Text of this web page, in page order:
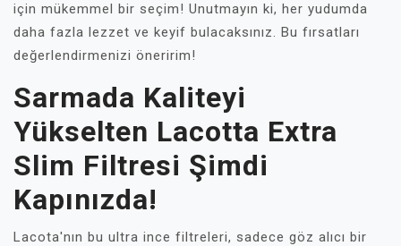
için mükemmel bir seçim! Unutmayın ki, her yudumda
daha fazla lezzet ve keyif bulacaksınız. Bu fırsatları
değerlendirmenizi öneririm!
Sarmada Kaliteyi
Yükselten Lacotta Extra
Slim Filtresi Şimdi
Kapınızda!
Lacota'nın bu ultra ince filtreleri, sadece göz alıcı bir